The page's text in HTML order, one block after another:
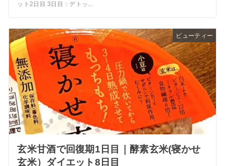
ット2日目 3日目：デトッ...
ビューティー
玄米甘酒で回復期1日目｜酵素玄米(寝かせ
玄米）ダイエット8日目